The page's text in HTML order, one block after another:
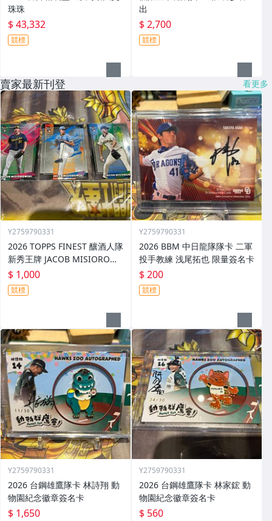
珠珠
$ 43,332
競標
出
$ 2,700
競標
賣家最新刊登 看更多
Y2759790331
2026 TOPPS FINEST 釀酒人隊
新秀王牌 JACOB MISIOROWS
KI 普卡SP.SSP一起賣
$ 1,000
競標
Y2759790331
2026 BBM 中日龍隊隊卡 二軍
投手教練 浅尾拓也 限量簽名卡
$ 200
競標
Y2759790331
2026 台鋼雄鷹隊卡 林詩翔 動
物園紀念徽章簽名卡
$ 1,650
Y2759790331
2026 台鋼雄鷹隊卡 林家鋐 動
物園紀念徽章簽名卡
$ 560